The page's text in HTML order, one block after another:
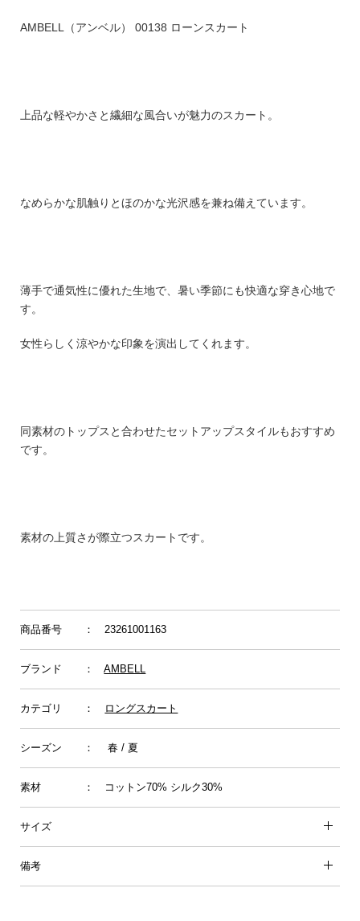
AMBELL（アンベル） 00138 ローンスカート
上品な軽やかさと繊細な風合いが魅力のスカート。
なめらかな肌触りとほのかな光沢感を兼ね備えています。
薄手で通気性に優れた生地で、暑い季節にも快適な穿き心地で
す。
女性らしく涼やかな印象を演出してくれます。
同素材のトップスと合わせたセットアップスタイルもおすすめ
です。
素材の上質さが際立つスカートです。
商品番号 ： 23261001163
ブランド ：AMBELL
カテゴリ ： ロングスカート
シーズン ： 春 / 夏
素材 ： コットン70% シルク30%
サイズ
備考